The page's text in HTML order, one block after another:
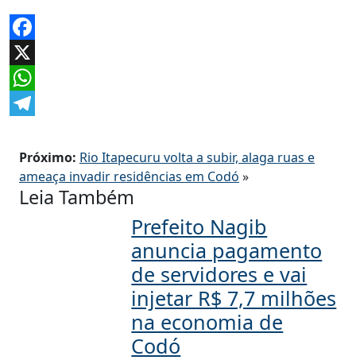
Facebook
X
WhatsApp
Próximo: Rio Itapecuru volta a subir, alaga ruas e
ameaça invadir residências em Codó »
Leia Também
Prefeito Nagib
anuncia pagamento
de servidores e vai
injetar R$ 7,7 milhões
na economia de
Codó